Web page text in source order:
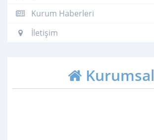
Kurum Haberleri
İletişim
Kurumsal